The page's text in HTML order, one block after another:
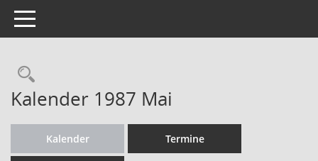
Toggle navigation
Rechercheauswahl
Kalender 1987 Mai
Kalender Termine